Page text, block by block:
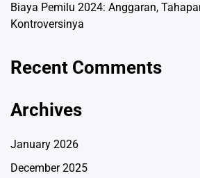
Biaya Pemilu 2024: Anggaran,
Kontroversinya
Recent Comments
Archives
January 2026
December 2025